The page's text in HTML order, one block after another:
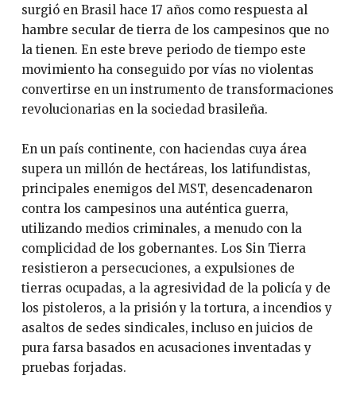
surgió en Brasil hace 17 años como respuesta al
hambre secular de tierra de los campesinos que no
la tienen. En este breve periodo de tiempo este
movimiento ha conseguido por vías no violentas
convertirse en un instrumento de transformaciones
revolucionarias en la sociedad brasileña.
En un país continente, con haciendas cuya área
supera un millón de hectáreas, los latifundistas,
principales enemigos del MST, desencadenaron
contra los campesinos una auténtica guerra,
utilizando medios criminales, a menudo con la
complicidad de los gobernantes. Los Sin Tierra
resistieron a persecuciones, a expulsiones de
tierras ocupadas, a la agresividad de la policía y de
los pistoleros, a la prisión y la tortura, a incendios y
asaltos de sedes sindicales, incluso en juicios de
pura farsa basados en acusaciones inventadas y
pruebas forjadas.